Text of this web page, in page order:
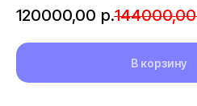
120000,00 р.144000,00
В корзину